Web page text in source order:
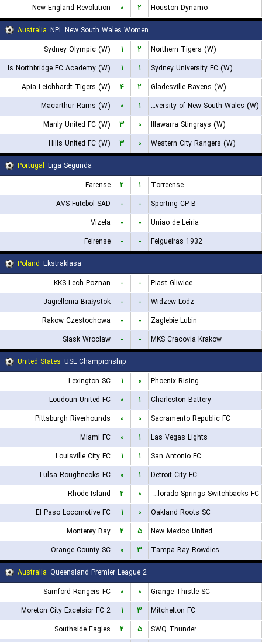
New England Revolution ۰ ۲
Houston Dynamo
Australia NPL New South Wales Women
Sydney Olympic (W)
۱ ۲
Northern Tigers (W)
Bulls Northbridge FC Academy (W)
۱ ۱
Sydney University FC (W)
Apia Leichhardt Tigers (W)
۴ ۲
Gladesville Ravens (W)
Macarthur Rams (W)
۰ ۱
University of New South Wales (W)
Manly United FC (W)
۳ ۰
Illawarra Stingrays (W)
Hills United FC (W)
۳ ۰
Western City Rangers (W)
Portugal Liga Segunda
Farense
۲ ۱
Torreense
AVS Futebol SAD
- -
Sporting CP B
Vizela
- -
Uniao de Leiria
Feirense
- -
Felgueiras 1932
Poland Ekstraklasa
KKS Lech Poznan
- -
Piast Gliwice
Jagiellonia Białystok
- -
Widzew Lodz
Rakow Czestochowa
- -
Zaglebie Lubin
Slask Wroclaw
- -
MKS Cracovia Krakow
United States USL Championship
Lexington SC
۱ ۰
Phoenix Rising
Loudoun United FC
۰ ۱
Charleston Battery
Pittsburgh Riverhounds
۰ ۰
Sacramento Republic FC
Miami FC
۰ ۱
Las Vegas Lights
Louisville City FC
۱ ۱
San Antonio FC
Tulsa Roughnecks FC
۰ ۱
Detroit City FC
Rhode Island
۲ ۰
Colorado Springs Switchbacks FC
El Paso Locomotive FC
۱ ۰
Oakland Roots SC
Monterey Bay
۲ ۵
New Mexico United
Orange County SC
۰ ۳
Tampa Bay Rowdies
Australia Queensland Premier League 2
Samford Rangers FC
۰ ۰
Grange Thistle SC
Moreton City Excelsior FC 2
۱ ۳
Mitchelton FC
Southside Eagles
۲ ۵
SWQ Thunder